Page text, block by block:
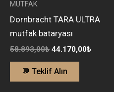
MUTFAK
Dornbracht TARA ULTRA
mutfak bataryası
58.893,00₺ 44.170,00₺
💬 Teklif Alın